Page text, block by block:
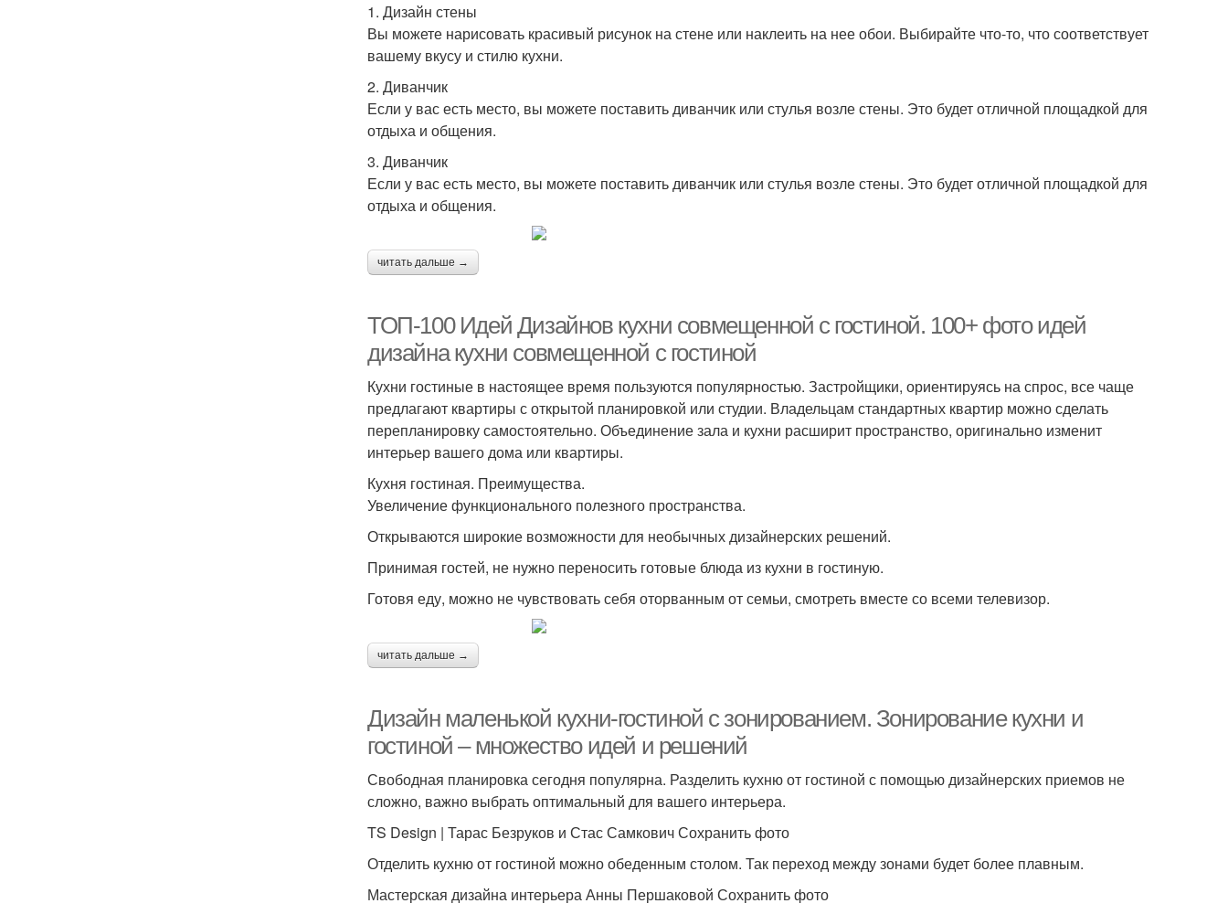
1. Дизайн стены
Вы можете нарисовать красивый рисунок на стене или наклеить на нее обои. Выбирайте что-то, что соответствует
вашему вкусу и стилю кухни.
2. Диванчик
Если у вас есть место, вы можете поставить диванчик или стулья возле стены. Это будет отличной площадкой для
отдыха и общения.
3. Диванчик
Если у вас есть место, вы можете поставить диванчик или стулья возле стены. Это будет отличной площадкой для
отдыха и общения.
читать дальше →
ТОП-100 Идей Дизайнов кухни совмещенной с гостиной. 100+ фото идей
дизайна кухни совмещенной с гостиной
Кухни гостиные в настоящее время пользуются популярностью. Застройщики, ориентируясь на спрос, все чаще
предлагают квартиры с открытой планировкой или студии. Владельцам стандартных квартир можно сделать
перепланировку самостоятельно. Объединение зала и кухни расширит пространство, оригинально изменит
интерьер вашего дома или квартиры.
Кухня гостиная. Преимущества.
Увеличение функционального полезного пространства.
Открываются широкие возможности для необычных дизайнерских решений.
Принимая гостей, не нужно переносить готовые блюда из кухни в гостиную.
Готовя еду, можно не чувствовать себя оторванным от семьи, смотреть вместе со всеми телевизор.
читать дальше →
Дизайн маленькой кухни-гостиной с зонированием. Зонирование кухни и
гостиной – множество идей и решений
Свободная планировка сегодня популярна. Разделить кухню от гостиной с помощью дизайнерских приемов не
сложно, важно выбрать оптимальный для вашего интерьера.
TS Design | Тарас Безруков и Стас Самкович Сохранить фото
Отделить кухню от гостиной можно обеденным столом. Так переход между зонами будет более плавным.
Мастерская дизайна интерьера Анны Першаковой Сохранить фото